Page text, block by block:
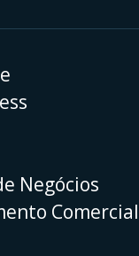
Negócios
Comercial